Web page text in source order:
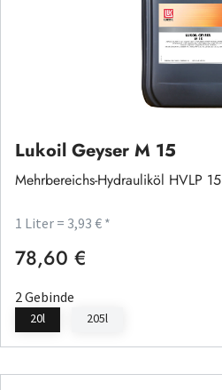
Lukoil Geyser M 15
Mehrbereichs-Hydrauliköl HVLP 15
1 Liter = 3,93 € *
Regulärer Preis:
78,60 €
2 Gebinde
20l 205l